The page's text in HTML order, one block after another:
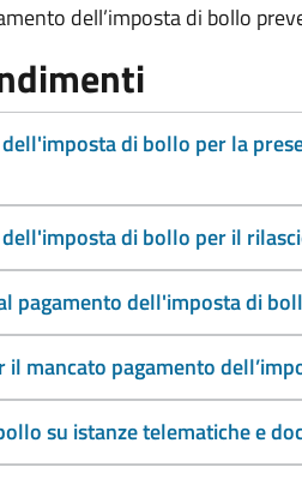
dell’imposta di bollo
di bollo per la
di bollo per il
pagamento dell'imposta di
il mancato pagamento
su istanze telematiche e